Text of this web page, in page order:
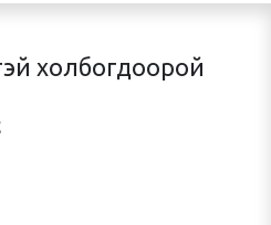
холбогдоорой